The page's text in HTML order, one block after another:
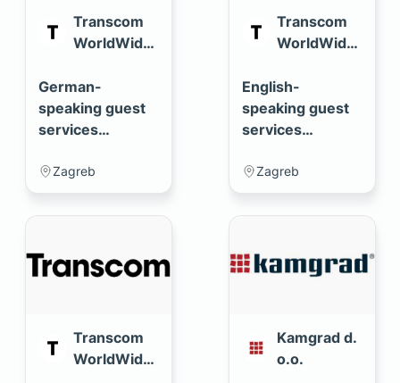
Transcom
WorldWide
German-
speaking guest
services
(m/f)
Zagreb
Transcom
WorldWide
English-
speaking guest
services
(m/f)
Zagreb
Transcom
WorldWide
Kamgrad d.
o.o.